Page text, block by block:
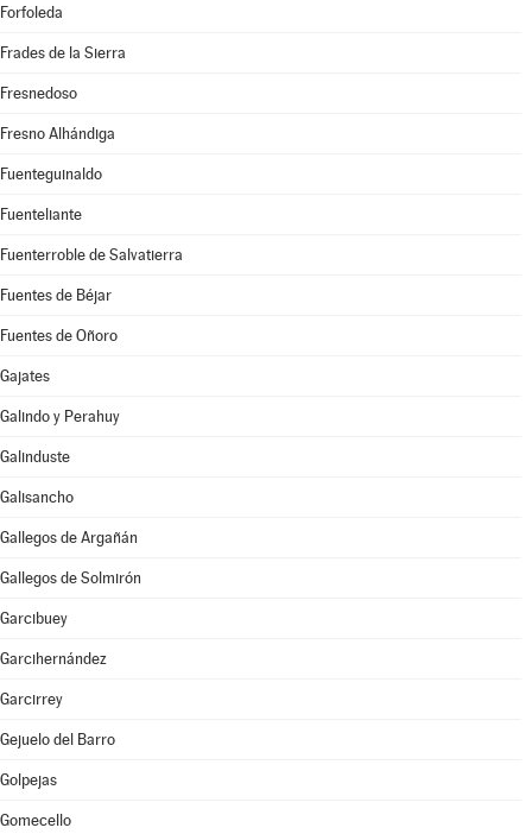
Forfoleda
Frades de la Sierra
Fresnedoso
Fresno Alhándiga
Fuenteguinaldo
Fuenteliante
Fuenterroble de Salvatierra
Fuentes de Béjar
Fuentes de Oñoro
Gajates
Galindo y Perahuy
Galinduste
Galisancho
Gallegos de Argañán
Gallegos de Solmirón
Garcibuey
Garcihernández
Garcirrey
Gejuelo del Barro
Golpejas
Gomecello